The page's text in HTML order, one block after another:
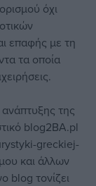
όχι
επαφής με τη
τα οποία
της
blog2BA.pl
greckiej-
και άλλων
blog τονίζει